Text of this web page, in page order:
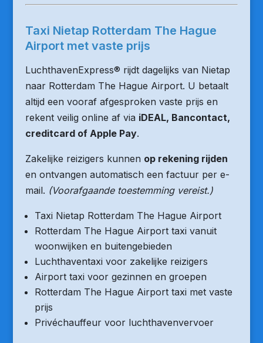
Taxi Nietap Rotterdam The Hague
Airport met vaste prijs
LuchthavenExpress® rijdt dagelijks van Nietap
naar Rotterdam The Hague Airport. U betaalt
altijd een vooraf afgesproken vaste prijs en
rekent veilig online af via iDEAL, Bancontact,
creditcard of Apple Pay.
Zakelijke reizigers kunnen op rekening rijden
en ontvangen automatisch een factuur per e-
mail. (Voorafgaande toestemming vereist.)
Taxi Nietap Rotterdam The Hague Airport
Rotterdam The Hague Airport taxi vanuit
woonwijken en buitengebieden
Luchthaventaxi voor zakelijke reizigers
Airport taxi voor gezinnen en groepen
Rotterdam The Hague Airport taxi met vaste
prijs
Privéchauffeur voor luchthavenvervoer